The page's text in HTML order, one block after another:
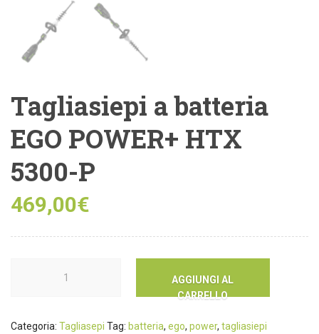
Tagliasiepi a batteria
EGO POWER+ HTX
5300-P
469,00€
AGGIUNGI AL
CARRELLO
Categoria: Tagliasepi Tag: batteria, ego, power, tagliasiepi